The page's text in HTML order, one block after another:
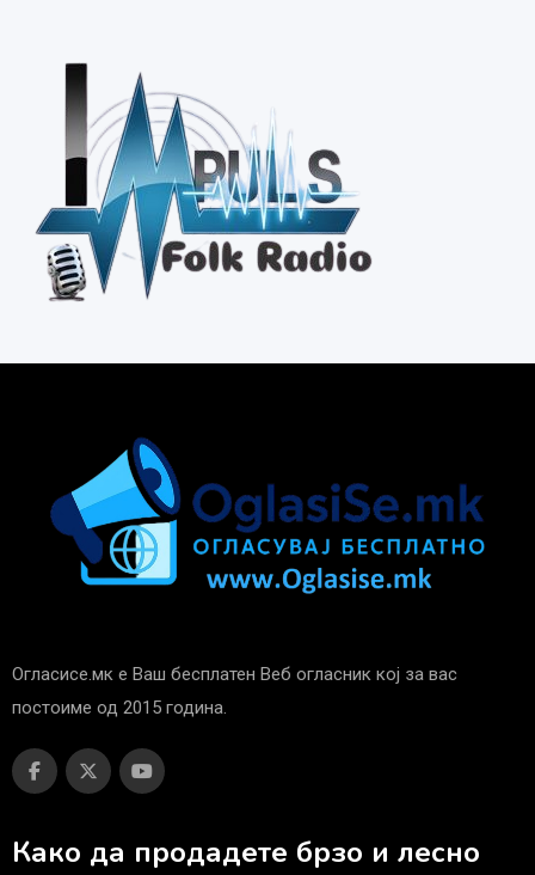
Огласисе.мк е Ваш бесплатен Веб огласник кој за вас
постоиме од 2015 година.
Како да продадете брзо и лесно